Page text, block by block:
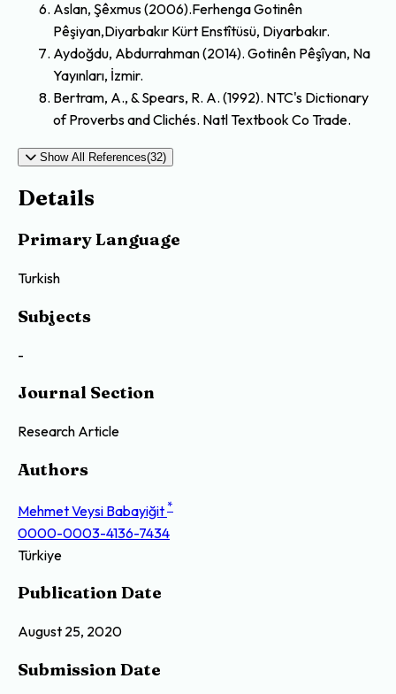
Aslan, Şêxmus (2006).Ferhenga Gotinên
Pêşiyan,Diyarbakır Kürt Enstîtüsü, Diyarbakır.
Aydoğdu, Abdurrahman (2014). Gotinên Pêşîyan, Na
Yayınları, İzmir.
Bertram, A., & Spears, R. A. (1992). NTC's Dictionary
of Proverbs and Clichés. Natl Textbook Co Trade.
Show All References(32)
Details
Primary Language
Turkish
Subjects
-
Journal Section
Research Article
Authors
Mehmet Veysi Babayiğit *
0000-0003-4136-7434
Türkiye
Publication Date
August 25, 2020
Submission Date